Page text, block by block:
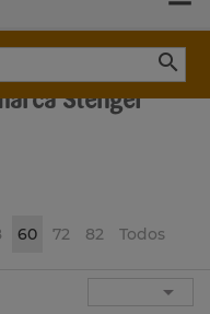

Stengel
60 72 82 Todos
